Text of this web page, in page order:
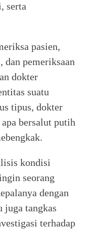
serta
pasien,
pemeriksaan
dokter
suatu
tipus, dokter
bersalut putih
kondisi
seorang
dengan
juga tangkas
terhadap